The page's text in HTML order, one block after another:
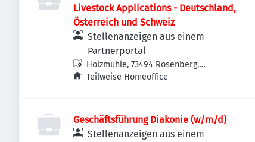
Livestock Applications - Deutschland,
Österreich und Schweiz
Stellenanzeigen aus einem
Partnerportal
Holzmühle, 73494 Rosenberg,
Deutschland
Teilweise Homeoffice
Geschäftsführung Diakonie (w/m/d)
Stellenanzeigen aus einem